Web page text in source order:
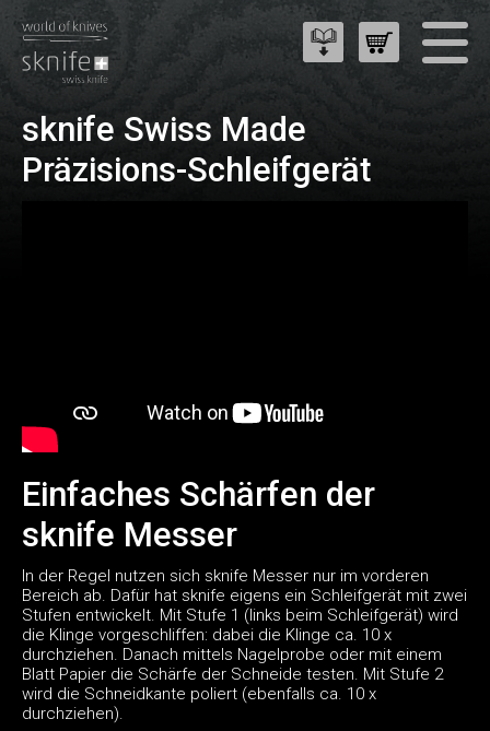
sknife Swiss Made
Präzisions-Schleifgerät
Einfaches Schärfen der
sknife Messer
In der Regel nutzen sich sknife Messer nur im vorderen
Bereich ab. Dafür hat sknife eigens ein Schleifgerät mit zwei
Stufen entwickelt. Mit Stufe 1 (links beim Schleifgerät) wird
die Klinge vorgeschliffen: dabei die Klinge ca. 10 x
durchziehen. Danach mittels Nagelprobe oder mit einem
Blatt Papier die Schärfe der Schneide testen. Mit Stufe 2
wird die Schneidkante poliert (ebenfalls ca. 10 x
durchziehen).